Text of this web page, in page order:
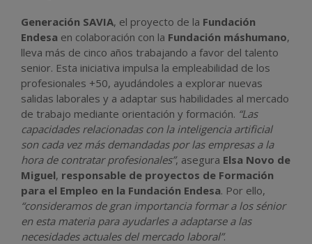
Generación SAVIA, el proyecto de la Fundación
Endesa en colaboración con la Fundación máshumano,
lleva más de cinco años trabajando a favor del talento
senior. Esta iniciativa impulsa la empleabilidad de los
profesionales +50, ayudándoles a explorar nuevas
salidas laborales y a adaptar sus habilidades al mercado
de trabajo mediante orientación y formación. “Las
capacidades relacionadas con la inteligencia artificial
son cada vez más demandadas por las empresas a la
hora de contratar profesionales”, asegura Elsa Novo de
Miguel, responsable de proyectos de Formación
para el Empleo en la Fundación Endesa. Por ello,
“consideramos de gran importancia formar a los sénior
en esta materia para ayudarles a adaptarse a las
necesidades actuales del mercado laboral”.